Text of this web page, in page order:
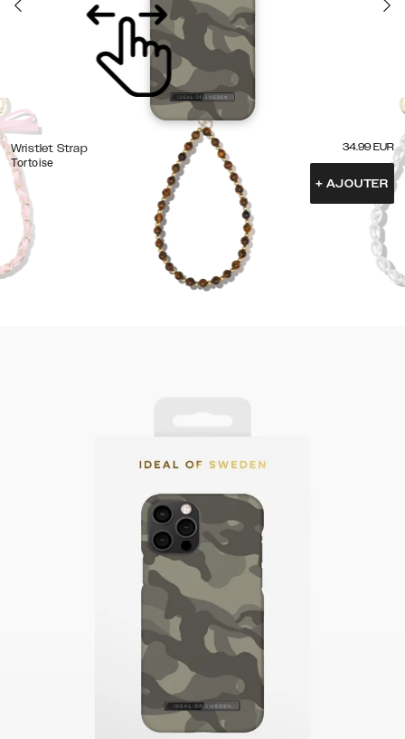
Wristlet Strap
Tortoise
34.99 EUR
+ AJOUTER